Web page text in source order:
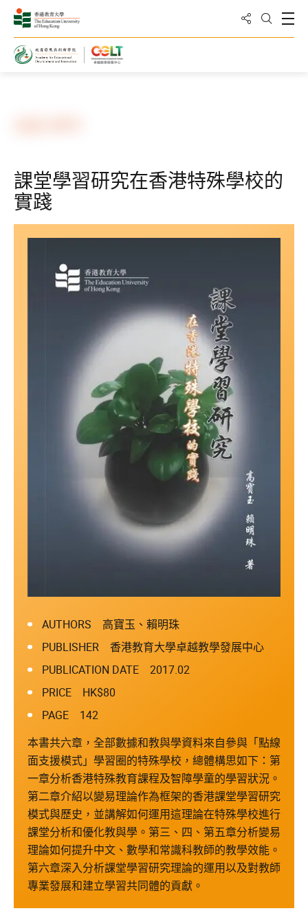
分享到打開搜
打
課堂學習研究在香港特殊學校的
實踐
AUTHORS 高寶玉、賴明珠
PUBLISHER 香港教育大學卓越教學發展中心
PUBLICATION DATE 2017.02
PRICE HK$80
PAGE 142
本書共六章，全部數據和教與學資料來自參與「點線
面支援模式」學習圈的特殊學校，總體構思如下：第
一章分析香港特殊教育課程及智障學童的學習狀況。
第二章介紹以變易理論作為框架的香港課堂學習研究
模式與歷史，並講解如何運用這理論在特殊學校進行
課堂分析和優化教與學。第三、四、第五章分析變易
理論如何提升中文、數學和常識科教師的教學效能。
第六章深入分析課堂學習研究理論的運用以及對教師
專業發展和建立學習共同體的貢獻。